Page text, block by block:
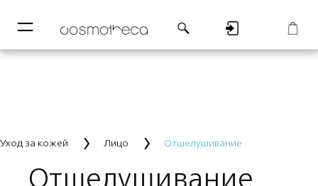
─
─ РегистрацияКорзина
Уход за кожей Лицо Отшелушивание